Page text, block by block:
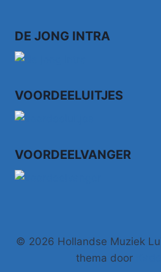
VERSION
DE JONG INTRA
VOORDEELUITJES
VOORDEELVANGER
© 2026 Hollandse Muziek
thema door